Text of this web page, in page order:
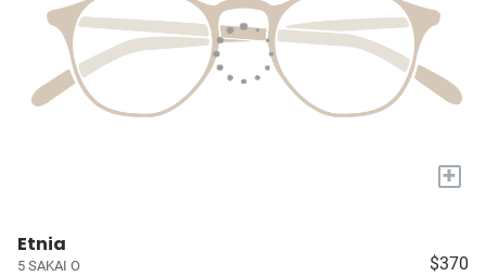
+
Etnia
5 SAKAI O $370